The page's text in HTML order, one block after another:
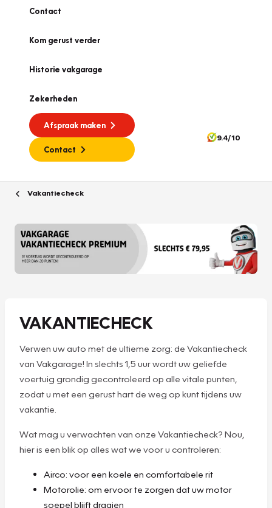
Contact
Kom gerust verder
Historie vakgarage
Zekerheden
Afspraak maken
Contact
9.4/10
Vakantiecheck
VAKANTIECHECK
Verwen uw auto met de ultieme zorg: de Vakantiecheck
van Vakgarage! In slechts 1,5 uur wordt uw geliefde
voertuig grondig gecontroleerd op alle vitale punten,
zodat u met een gerust hart de weg op kunt tijdens uw
vakantie.
Wat mag u verwachten van onze Vakantiecheck? Nou,
hier is een blik op alles wat we voor u controleren:
Airco: voor een koele en comfortabele rit
Motorolie: om ervoor te zorgen dat uw motor
soepel blijft draaien